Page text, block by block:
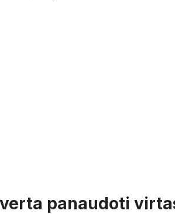
panaudoti